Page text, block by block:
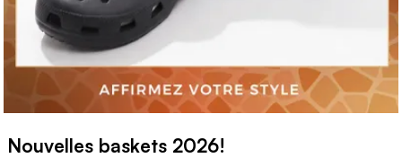
Nouvelles baskets 2026!